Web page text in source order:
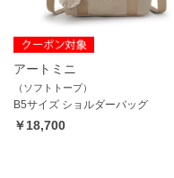
アートミニ
（ソフトトープ）
B5サイズ ショルダーバッグ
￥18,700